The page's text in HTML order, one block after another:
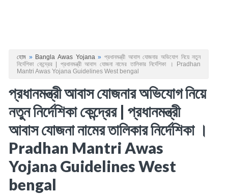
হোম » Bangla Awas Yojana» প্রধানমন্ত্রী আবাস যোজনার অভিযোগ নিয়ে নতুন
নির্দেশিকা কেন্দ্রের | প্রধানমন্ত্রী আবাস যোজনা নামের তালিকার নির্দেশিকা । Pradhan
Mantri Awas Yojana Guidelines West bengal
প্রধানমন্ত্রী আবাস যোজনার অভিযোগ নিয়ে
নতুন নির্দেশিকা কেন্দ্রের | প্রধানমন্ত্রী
আবাস যোজনা নামের তালিকার নির্দেশিকা ।
Pradhan Mantri Awas
Yojana Guidelines West
bengal